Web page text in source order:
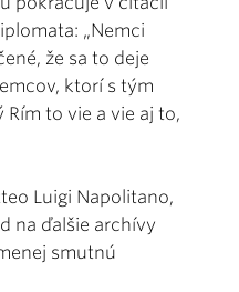
„Nemci
že sa to deje
ktorí s tým
Rím to vie a vie aj to,
Luigi Napolitano,
na ďalšie archívy
smutnú